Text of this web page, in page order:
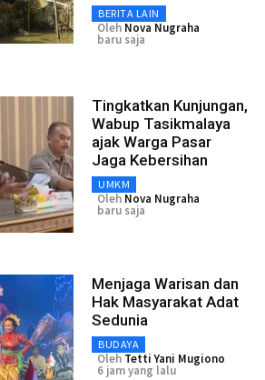
BERITA LAIN
Oleh Nova Nugraha
baru saja
Tingkatkan Kunjungan,
Wabup Tasikmalaya
ajak Warga Pasar
Jaga Kebersihan
UMKM
Oleh Nova Nugraha
baru saja
Menjaga Warisan dan
Hak Masyarakat Adat
Sedunia
BUDAYA
Oleh Tetti Yani Mugiono
6 jam yang lalu